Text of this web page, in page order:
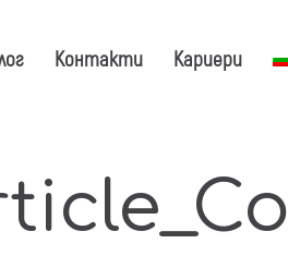
Контакти Кариери